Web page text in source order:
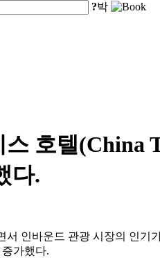
?박
호텔(China
다.
인바운드 관광 시장의 인
가했다.